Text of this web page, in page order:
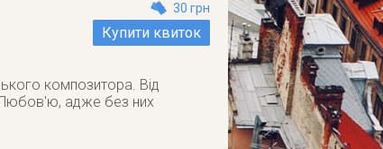
30 грн
Купити квиток
композитора. Від
Любов'ю, адже без них